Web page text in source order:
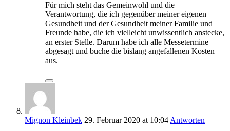
Für mich steht das Gemeinwohl und die
Verantwortung, die ich gegenüber meiner eigenen
Gesundheit und der Gesundheit meiner Familie und
Freunde habe, die ich vielleicht unwissentlich anstecke,
an erster Stelle. Darum habe ich alle Messetermine
abgesagt und buche die bislang angefallenen Kosten
aus.
Mignon Kleinbek 29. Februar 2020 at 10:04Antworten